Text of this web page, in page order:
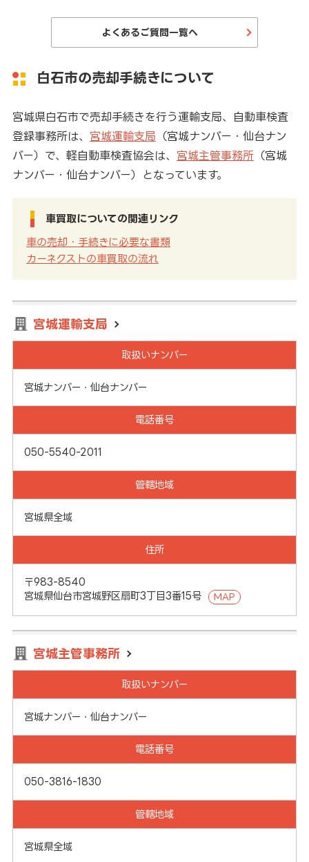
よくあるご質問一覧へ
白石市の売却手続きについて
宮城県白石市で売却手続きを行う運輸支局、自動車検査
登録事務所は、 宮城運輸支局 （宮城ナンバー・仙台ナン
バー）で、軽自動車検査協会は、 宮城主管事務所（宮城
ナンバー・仙台ナンバー）となっています。
車買取についての関連リンク
車の売却・手続きに必要な書類
カーネクストの車買取の流れ
宮城運輸支局
取扱いナンバー
宮城ナンバー・仙台ナンバー
電話番号
050-5540-2011
管轄地域
宮城県全域
住所
〒983-8540
宮城県仙台市宮城野区扇町3丁目3番15号
MAP
宮城主管事務所
取扱いナンバー
宮城ナンバー・仙台ナンバー
電話番号
050-3816-1830
管轄地域
宮城県全域